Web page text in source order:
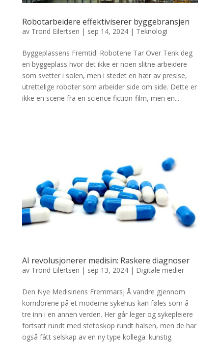
Robotarbeidere effektiviserer byggebransjen
av Trond Eilertsen | sep 14, 2024| Teknologi
Byggeplassens Fremtid: Robotene Tar Over Tenk deg
en byggeplass hvor det ikke er noen slitne arbeidere
som svetter i solen, men i stedet en hær av presise,
utrettelige roboter som arbeider side om side. Dette er
ikke en scene fra en science fiction-film, men en...
AI revolusjonerer medisin: Raskere diagnoser
av Trond Eilertsen | sep 13, 2024| Digitale medier
Den Nye Medisinens Fremmarsj Å vandre gjennom
korridorene på et moderne sykehus kan føles som å
tre inn i en annen verden. Her går leger og sykepleiere
fortsatt rundt med stetoskop rundt halsen, men de har
også fått selskap av en ny type kollega: kunstig